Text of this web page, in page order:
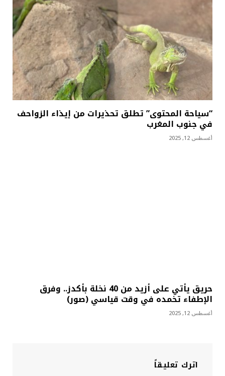
“سياحة المحتوى” تطلق تحذيرات من إيذاء الزواحف
في جنوب المغرب
أغسطس 12, 2025
حريق يأتي على أزيد من 40 نخلة بأكدز.. وفرق
الإطفاء تخمده في وقت قياسي (صور)
أغسطس 12, 2025
اترك تعليقاً